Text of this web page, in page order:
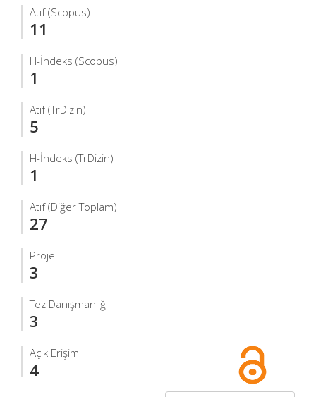
Atıf (Scopus)
11
H-İndeks (Scopus)
1
Atıf (TrDizin)
5
H-İndeks (TrDizin)
1
Atıf (Diğer Toplam)
27
Proje
3
Tez Danışmanlığı
3
Açık Erişim
4